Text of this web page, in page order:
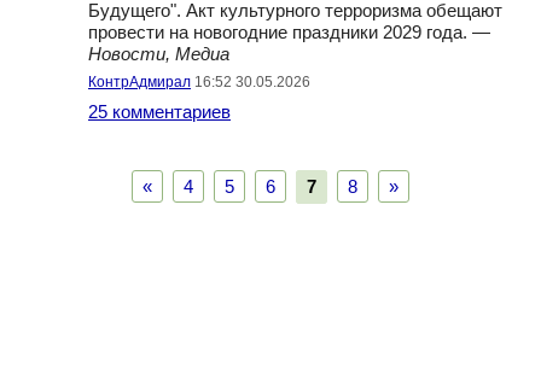
Будущего". Акт культурного терроризма обещают
провести на новогодние праздники 2029 года. —
Новости, Медиа
КонтрАдмирал 16:52 30.05.2026
25 комментариев
« 4 5 6 7 8 »